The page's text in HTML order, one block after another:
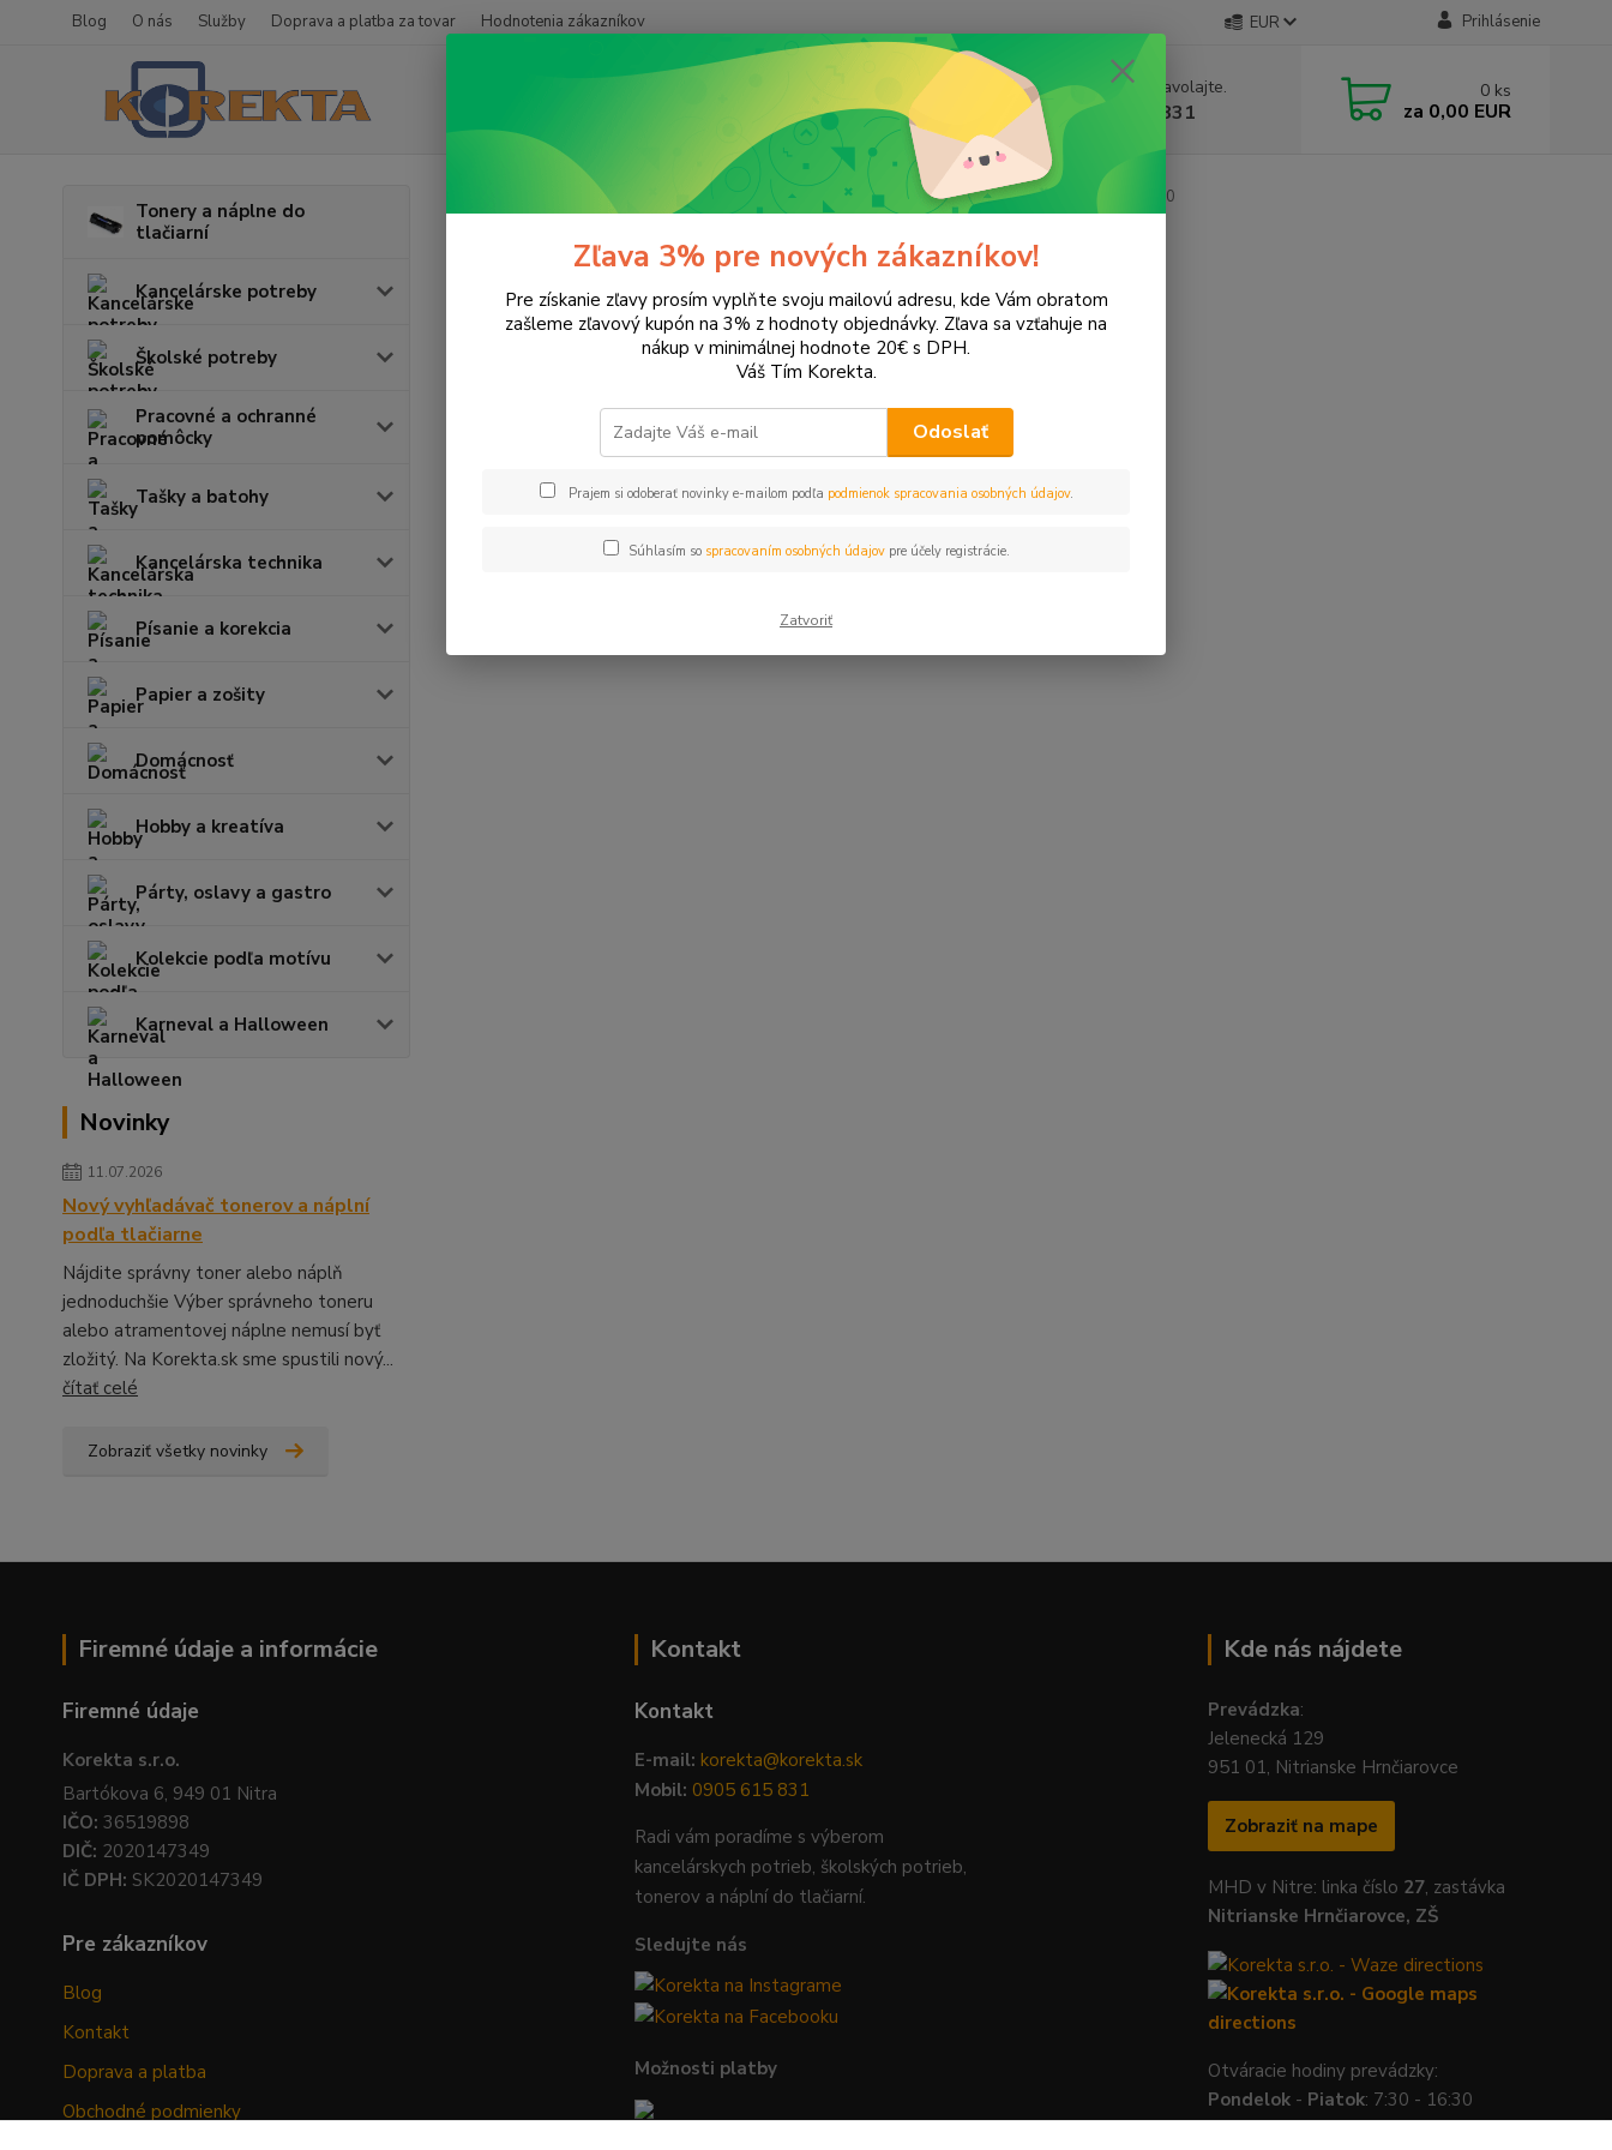
Blog O nás Služby Doprava a platba za tovar Hodnotenia zákazníkov EUR Prihlásenie
Neviete si rady? Zavolajte.
+421 905 615 831
0 ks
za 0,00 EUR
Tonery a náplne do
tlačiarní
Kancelárske potreby
Školské potreby
Pracovné a ochranné
pomôcky
Tašky a batohy
Kancelárska technika
Písanie a korekcia
Papier a zošity
Domácnosť
Hobby a kreatíva
Párty, oslavy a gastro
Kolekcie podľa motívu
Karneval a Halloween
Novinky
11.07.2026
Nový vyhľadávač tonerov a náplní
podľa tlačiarne
Nájdite správny toner alebo náplň
jednoduchšie Výber správneho toneru
alebo atramentovej náplne nemusí byť
zložitý. Na Korekta.sk sme spustili nový...
čítať celé
Zobraziť všetky novinky
Tonery a náplne do tlačiarní Hewlett Packard HP Photosmart Photosmart 3310
Photosmart 3310
V tejto kategórii nebol nájdený žiadny tovar.
Firemné údaje a informácie
Firemné údaje
Korekta s.r.o.
Bartókova 6, 949 01 Nitra
IČO: 36519898
DIČ: 2020147349
IČ DPH: SK2020147349
Pre zákazníkov
Blog
Kontakt
Doprava a platba
Obchodné podmienky
Kontakt
Kontakt
E-mail: korekta@korekta.sk
Mobil: 0905 615 831
Radi vám poradíme s výberom
kancelárskych potrieb, školských potrieb,
tonerov a náplní do tlačiarní.
Sledujte nás
Možnosti platby
Kde nás nájdete
Prevádzka:
Jelenecká 129
951 01, Nitrianske Hrnčiarovce
Zobraziť na mape
MHD v Nitre: linka číslo 27, zastávka
Nitrianske Hrnčiarovce, ZŠ
Otváracie hodiny prevádzky:
Pondelok - Piatok: 7:30 - 16:30
Zľava 3% pre nových zákazníkov!
Pre získanie zľavy prosím vyplňte svoju mailovú adresu, kde Vám obratom
zašleme zľavový kupón na 3% z hodnoty objednávky. Zľava sa vzťahuje na
nákup v minimálnej hodnote 20€ s DPH.
Váš Tím Korekta.
Odoslať
Prajem si odoberať novinky e-mailom podľa podmienok spracovania osobných údajov.
Súhlasím so spracovaním osobných údajovpre účely registrácie.
Zatvoriť